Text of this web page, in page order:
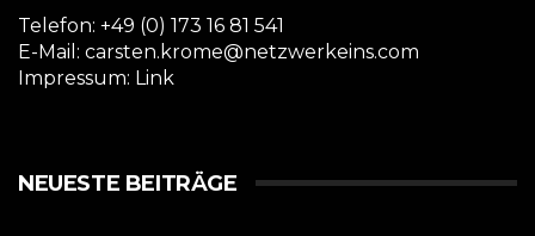
Telefon: +49 (0) 173 16 81 541
E-Mail: carsten.krome@netzwerkeins.com
Impressum: Link
NEUESTE BEITRÄGE